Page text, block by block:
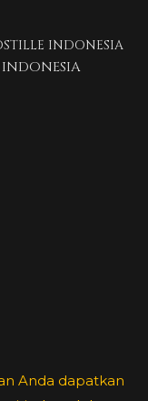
INDONESIA
Anda dapatkan